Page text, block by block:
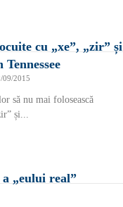
cu „xe”, „zir” și
09/2015
să nu mai folosească
și...
„eului real”